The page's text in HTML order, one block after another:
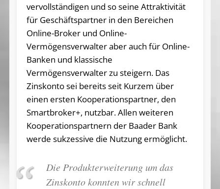
vervollständigen und so seine Attraktivität
für Geschäftspartner in den Bereichen
Online-Broker und Online-
Vermögensverwalter aber auch für Online-
Banken und klassische
Vermögensverwalter zu steigern. Das
Zinskonto sei bereits seit Kurzem über
einen ersten Kooperationspartner, den
Smartbroker+, nutzbar. Allen weiteren
Kooperationspartnern der Baader Bank
werde sukzessive die Nutzung ermöglicht.
Die Produkterweiterung um das
Zinskonto konnten wir schnell